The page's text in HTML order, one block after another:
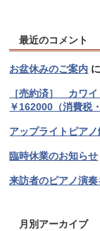
最近のコメント
お盆休みのご案内
［売約済］ カ
￥162000（消費税
アップライトピア
臨時休業のお知らせ
来訪者のピアノ演
月別アーカイブ